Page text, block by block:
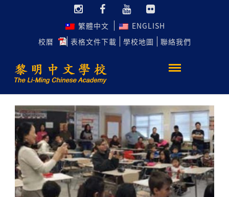
繁體中文
ENGLISH
校曆
表格文件下載 學校地圖 聯絡我們